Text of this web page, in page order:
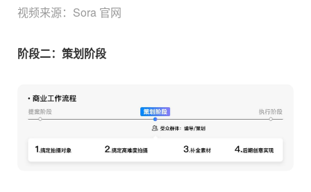
视频来源：Sora 官网
阶段二：策划阶段